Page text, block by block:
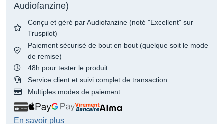
Audiofanzine)
Conçu et géré par Audiofanzine (noté "Excellent" sur
Truspilot)
Paiement sécurisé de bout en bout (quelque soit le mode
de remise)
48h pour tester le produit
Service client et suivi complet de transaction
Multiples modes de paiement
En savoir plus